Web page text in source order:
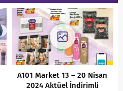
A101 Market 13 – 20 Nisan
2024 Aktüel İndirimli